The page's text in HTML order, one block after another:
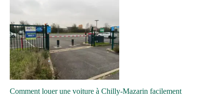
Comment louer une voiture à Chilly-Mazarin facilement